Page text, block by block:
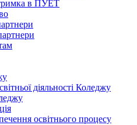
в ПУЕТ
діяльності Коледжу
освітнього процесу